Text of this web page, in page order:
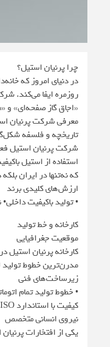
چرا پرنیان استیل؟
در دنیای امروز که
روزمره ایفا می‌کند.
«اجاق گاز صفحه‌ای» و
معرفی شرکت پرنیان
تاریخچه و فلسفه
استفاده از استیل
که نه‌تنها در ایران
ارزش‌های کلیدی برند
• تولید باکیفیت
کارخانه و خط تولید
موقعیت جغرافیایی
مدرن‌ترین خطوط تولید
زیرساخت‌های فنی
• خطوط تولید تمام
کیفیت با استاندارد ISO• سیستم ERP برای مدیریت لحظه‌ای تولید تا تحویل
نیروی انسانی متخصص
یکی از افتخارات